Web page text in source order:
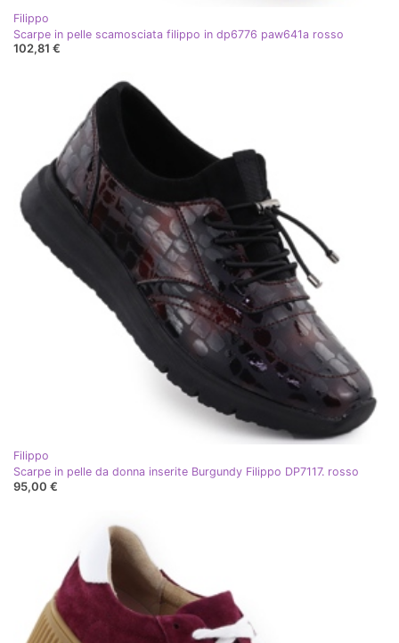
Filippo
Scarpe in pelle scamosciata filippo in dp6776 paw641a rosso
102,81 €
Filippo
Scarpe in pelle da donna inserite Burgundy Filippo DP7117. rosso
95,00 €